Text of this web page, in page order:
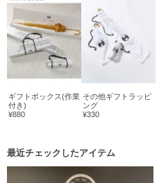
ギフトボックス(作業
付き)
¥880
その他ギフトラッピ
ング
¥330
最近チェックしたアイテム